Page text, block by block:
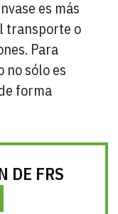
es más
transporte o
Para
no sólo es
forma
DE FRS